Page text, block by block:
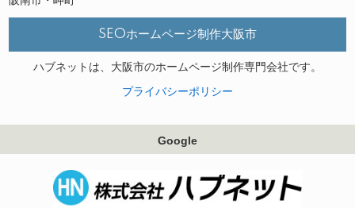
SEOホームページ制作大阪市
ハブネットは、大阪市のホームページ制作専門会社です。
プライバシーポリシー
Google